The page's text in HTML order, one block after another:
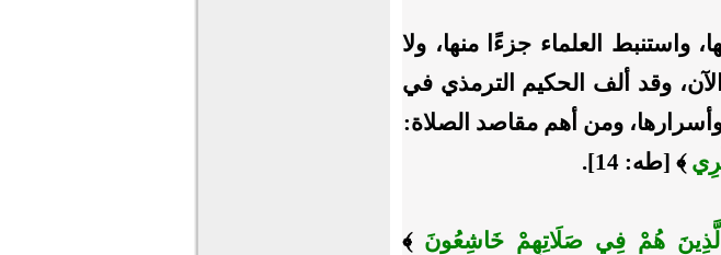
واستنبط العلماء جزءًا منها، ولا
وقد ألف الحكيم الترمذي في
وأسرارها، ومن أهم مقاصد الصلاة:
﴾ [طه: 14].
هُمْ فِي صَلَاتِهِمْ خَاشِعُونَ ﴾